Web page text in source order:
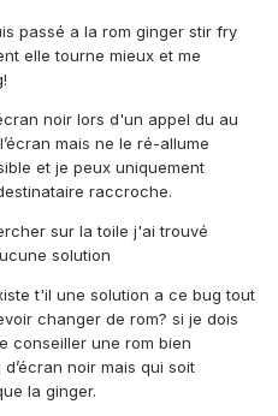
passé a la rom ginger stir fry
elle tourne mieux et me
noir lors d'un appel du au
mais ne le ré-allume
et je peux uniquement
raccroche.
sur la toile j'ai trouvé
solution
t'il une solution a ce bug tout
changer de rom? si je dois
conseiller une rom bien
noir mais qui soit
la ginger.